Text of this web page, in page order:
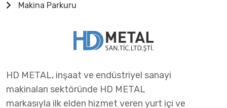
Makina Parkuru
HD METAL, inşaat ve endüstriyel sanayi
makinaları sektöründe HD METAL
markasıyla ilk elden hizmet veren yurt içi ve